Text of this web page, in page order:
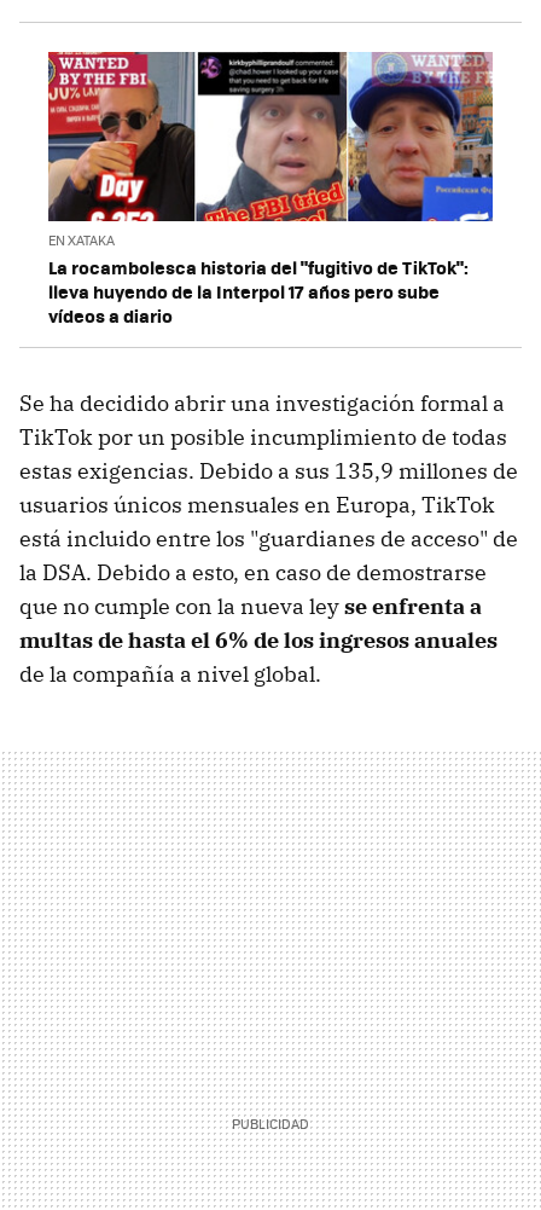
EN XATAKA
La rocambolesca historia del "fugitivo de TikTok":
lleva huyendo de la Interpol 17 años pero sube
vídeos a diario
Se ha decidido abrir una investigación formal a
TikTok por un posible incumplimiento de todas
estas exigencias. Debido a sus 135,9 millones de
usuarios únicos mensuales en Europa, TikTok
está incluido entre los "guardianes de acceso" de
la DSA. Debido a esto, en caso de demostrarse
que no cumple con la nueva leyse enfrenta a
multas de hasta el 6% de los ingresos anuales
de la compañía a nivel global.